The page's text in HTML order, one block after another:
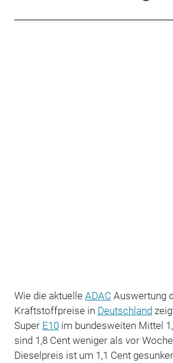
Wie die aktuelle ADAC Auswertung
Kraftstoffpreise in Deutschland
Super E10im bundesweiten Mittel
sind 1,8 Cent weniger als vor
Dieselpreis ist um 1,1 Cent